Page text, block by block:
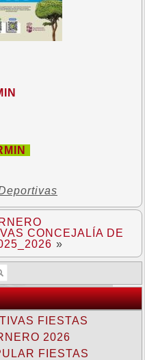
CONCEJALÍA DE
»
FIESTAS
2026
FIESTAS